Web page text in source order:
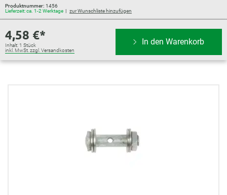
Produktnummer: 1456
Lieferzeit: ca. 1-2 Werktage
zur Wunschliste hinzufügen
4,58 €*
Inhalt: 1 Stück
inkl. MwSt. zzgl. Versandkosten
In den Warenkorb